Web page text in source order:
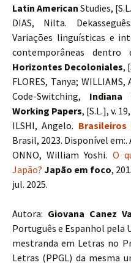
Latin American Studies,
DIAS, Nilta.
Variações linguísticas e
contemporâneas dentro
Horizontes Decoloniales,
FLORES, Tanya;
Code-Switching, Indiana
Working Papers, [S.L.], v.
ILSHI, Angelo.
Brasil, 2023. Disponível em:.
ONNO, William Yoshi. O
Japão? Japão em foco,
jul. 2025.
Autora: Giovana Canez
Português e Espanhol pela
mestranda em Letras no
Letras (PPGL) da mesma